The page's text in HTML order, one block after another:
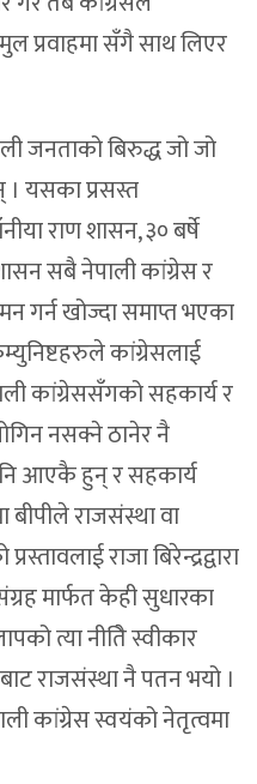
मुल प्रवाहमा सँगै साथ लिएर
जनताको बिरुद्ध जो जो
यसका प्रसस्त
राण शासन, ३० बर्षे
सबै नेपाली कांग्रेस र
गर्न खोज्दा समाप्त भएका
कांग्रेसलाई
कांग्रेससँगको सहकार्य र
नसक्ने ठानेर नै
आएकै हुन् र सहकार्य
बीपीले राजसंस्था वा
राजा बिरेन्द्रद्वारा
मार्फत केही सुधारका
त्या नीतिे स्वीकार
राजसंस्था नै पतन भयो ।
कांग्रेस स्वयंको नेतृत्वमा